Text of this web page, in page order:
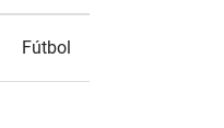
Fútbol